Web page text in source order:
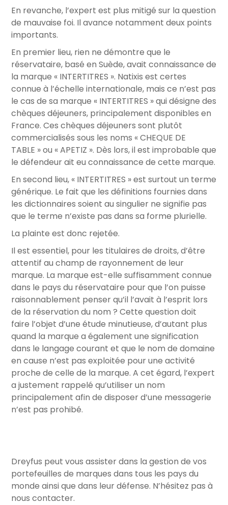
En revanche, l’expert est plus mitigé sur la question
de mauvaise foi. Il avance notamment deux points
importants.
En premier lieu, rien ne démontre que le
réservataire, basé en Suède, avait connaissance de
la marque « INTERTITRES ». Natixis est certes
connue à l’échelle internationale, mais ce n’est pas
le cas de sa marque « INTERTITRES » qui désigne des
chèques déjeuners, principalement disponibles en
France. Ces chèques déjeuners sont plutôt
commercialisés sous les noms « CHEQUE DE
TABLE » ou « APETIZ ». Dès lors, il est improbable que
le défendeur ait eu connaissance de cette marque.
En second lieu, « INTERTITRES » est surtout un terme
générique. Le fait que les définitions fournies dans
les dictionnaires soient au singulier ne signifie pas
que le terme n’existe pas dans sa forme plurielle.
La plainte est donc rejetée.
Il est essentiel, pour les titulaires de droits, d’être
attentif au champ de rayonnement de leur
marque. La marque est-elle suffisamment connue
dans le pays du réservataire pour que l’on puisse
raisonnablement penser qu’il l’avait à l’esprit lors
de la réservation du nom ? Cette question doit
faire l’objet d’une étude minutieuse, d’autant plus
quand la marque a également une signification
dans le langage courant et que le nom de domaine
en cause n’est pas exploitée pour une activité
proche de celle de la marque. A cet égard, l’expert
a justement rappelé qu’utiliser un nom
principalement afin de disposer d’une messagerie
n’est pas prohibé.
Dreyfus peut vous assister dans la gestion de vos
portefeuilles de marques dans tous les pays du
monde ainsi que dans leur défense. N’hésitez pas à
nous contacter.